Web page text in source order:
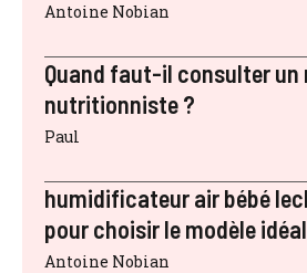
Antoine Nobian
Quand faut-il consulter un
nutritionniste ?
Paul
humidificateur air bébé
pour choisir le modèle idéal
Antoine Nobian